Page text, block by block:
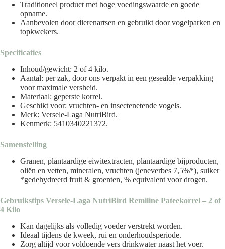
Traditioneel product met hoge voedingswaarde en goede
opname.
Aanbevolen door dierenartsen en gebruikt door vogelparken en
topkwekers.
Specificaties
Inhoud/gewicht: 2 of 4 kilo.
Aantal: per zak, door ons verpakt in een gesealde verpakking
voor maximale versheid.
Materiaal: geperste korrel.
Geschikt voor: vruchten- en insectenetende vogels.
Merk: Versele-Laga NutriBird.
Kenmerk: 5410340221372.
Samenstelling
Granen, plantaardige eiwitextracten, plantaardige bijproducten,
oliën en vetten, mineralen, vruchten (jeneverbes 7,5%*), suiker
*gedehydreerd fruit & groenten, % equivalent voor drogen.
Gebruikstips Versele-Laga NutriBird Remiline Pateekorrel – 2 of
4 Kilo
Kan dagelijks als volledig voeder verstrekt worden.
Ideaal tijdens de kweek, rui en onderhoudsperiode.
Zorg altijd voor voldoende vers drinkwater naast het voer.